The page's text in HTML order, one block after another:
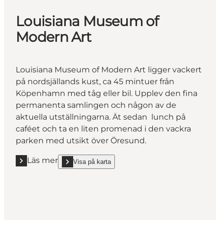
Louisiana Museum of
Modern Art
Louisiana Museum of Modern Art ligger vackert
på nordsjällands kust, ca 45 mintuer från
Köpenhamn med tåg eller bil. Upplev den fina
permanenta samlingen och någon av de
aktuella utställningarna. Ät sedan lunch på
caféet och ta en liten promenad i den vackra
parken med utsikt över Öresund.
Läs mer
Läs mer "Louisiana Museum of Modern Art"
Visa på karta
show Louisiana Museum of Modern Art on_map